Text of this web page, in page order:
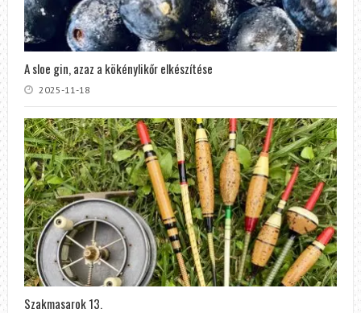
A sloe gin, azaz a kökénylikőr elkészítése
2025-11-18
Szakmasarok 13.